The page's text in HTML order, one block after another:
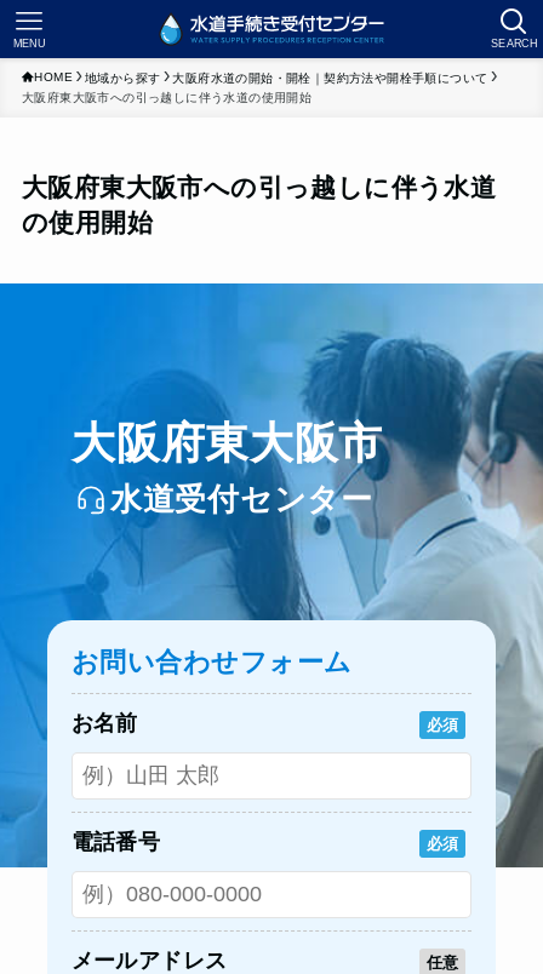
SEARCH
MENU
HOME 地域から探す
大阪府水道の開始・開栓｜契約方法や開栓手順について
大阪府東大阪市への引っ越しに伴う水道の使用開始
大阪府東大阪市への引っ越しに伴う水道
の使用開始
大阪府東大阪市
水道受付センター
お問い合わせフォーム
お名前 必須
電話番号 必須
メールアドレス 任意